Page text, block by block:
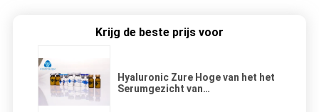
Krijg de beste prijs voor
Hyaluronic Zure Hoge van het het
Serumgezicht van